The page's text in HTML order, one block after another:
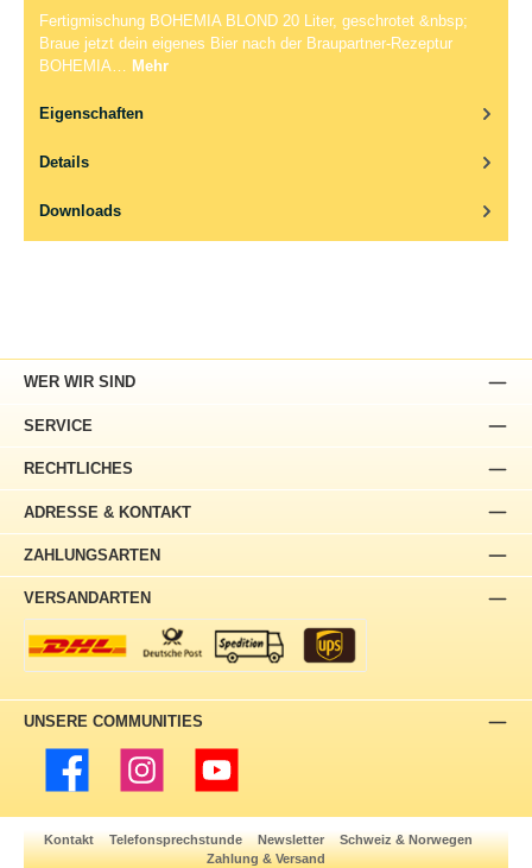
Fertigmischung BOHEMIA BLOND 20 Liter, geschrotet &nbsp;
Braue jetzt dein eigenes Bier nach der Braupartner-Rezeptur
BOHEMIA… Mehr
Eigenschaften
Details
Downloads
ADRESSE & KONTAKT
WER WIR SIND
SERVICE
RECHTLICHES
ZAHLUNGSARTEN
VERSANDARTEN
UNSERE COMMUNITIES
Facebook Instagram YouTube
Kontakt Telefonsprechstunde Newsletter
Schweiz & Norwegen
Zahlung & Versand